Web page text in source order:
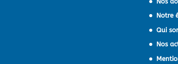
Notre
Qui
Nos